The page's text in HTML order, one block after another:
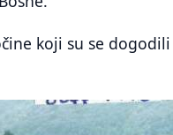
koji su se dogodili